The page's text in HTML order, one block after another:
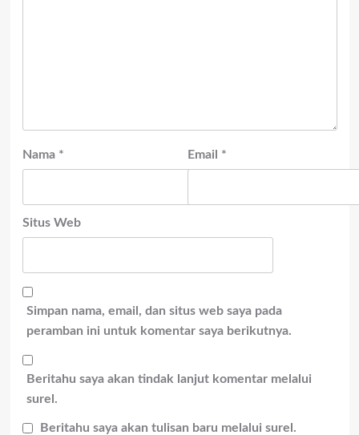
Nama * Email *
Situs Web
Simpan nama, email, dan situs web saya pada
peramban ini untuk komentar saya berikutnya.
Beritahu saya akan tindak lanjut komentar melalui
surel.
Beritahu saya akan tulisan baru melalui surel.